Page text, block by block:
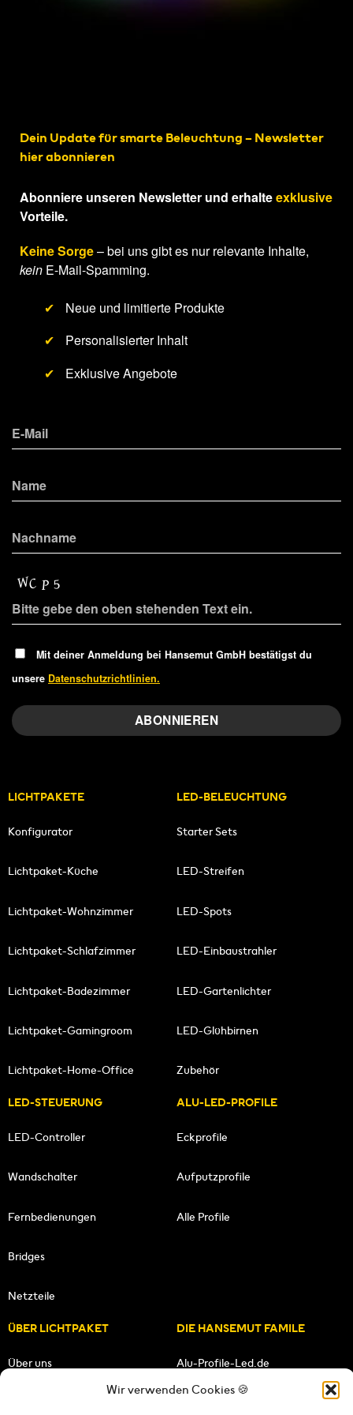
Wir verwenden Cookies 🍪
Dein Update für smarte Beleuchtung – Newsletter
hier abonnieren
Abonniere unseren Newsletter und erhalteexklusive
Vorteile.
Keine Sorge– bei uns gibt es nur relevante Inhalte,
kein E-Mail-Spamming.
✔
Neue und limitierte Produkte
✔
Personalisierter Inhalt
✔
Exklusive Angebote
Mit deiner Anmeldung bei Hansemut GmbH bestätigst du
unsere Datenschutzrichtlinien.
LICHTPAKETE
Konfigurator
Lichtpaket-Küche
Lichtpaket-Wohnzimmer
Lichtpaket-Schlafzimmer
Lichtpaket-Badezimmer
Lichtpaket-Gamingroom
Lichtpaket-Home-Office
LED-BELEUCHTUNG
Starter Sets
LED-Streifen
LED-Spots
LED-Einbaustrahler
LED-Gartenlichter
LED-Glühbirnen
Zubehör
LED-STEUERUNG
LED-Controller
Wandschalter
Fernbedienungen
Bridges
Netzteile
ALU-LED-PROFILE
Eckprofile
Aufputzprofile
Alle Profile
ÜBER LICHTPAKET
Über uns
DIE HANSEMUT FAMILE
Alu-Profile-Led.de